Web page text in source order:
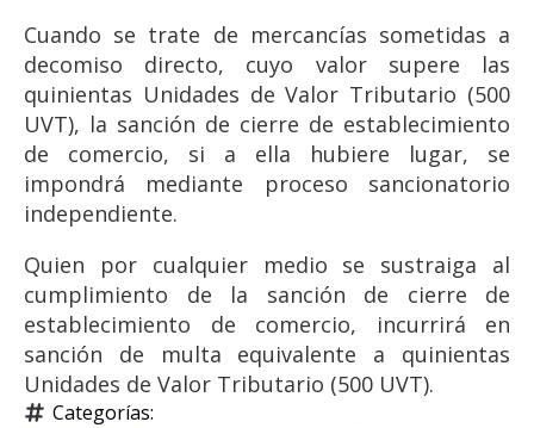
Cuando se trate de mercancías sometidas a
decomiso directo, cuyo valor supere las
quinientas Unidades de Valor Tributario (500
UVT), la sanción de cierre de establecimiento
de comercio, si a ella hubiere lugar, se
impondrá mediante proceso sancionatorio
independiente.
Quien por cualquier medio se sustraiga al
cumplimiento de la sanción de cierre de
establecimiento de comercio, incurrirá en
sanción de multa equivalente a quinientas
Unidades de Valor Tributario (500 UVT).
Categorías: